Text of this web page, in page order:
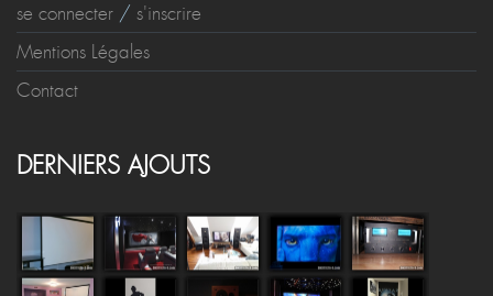
se connecter / s'inscrire
Mentions Légales
Contact
DERNIERS AJOUTS